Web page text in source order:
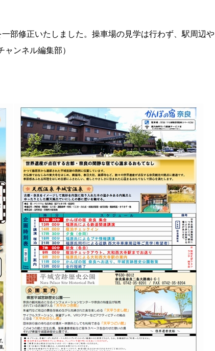
修正いたしました。操車場の見学は行わず、駅周辺や
ンネル編集部）